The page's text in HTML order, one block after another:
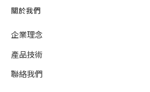
關於我們
企業理念
產品技術
聯絡我們